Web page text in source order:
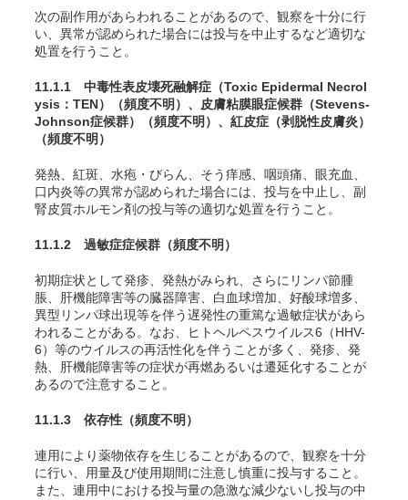
次の副作用があらわれることがあるので、観察を十分に行
い、異常が認められた場合には投与を中止するなど適切な
処置を行うこと。
11.1.1 中毒性表皮壊死融解症（Toxic Epidermal Necrol
ysis：TEN）
（頻度不明） 、皮膚粘膜眼症候群（Stevens-
Johnson症候群）
（頻度不明） 、紅皮症（剥脱性皮膚炎）
（頻度不明）
発熱、紅斑、水疱・びらん、 そう痒感、咽頭痛、眼充血、
口内炎等の異常が認められた場合には、投与を中止し、副
腎皮質ホルモン剤の投与等の適切な処置を行うこと。
11.1.2 過敏症症候群 （頻度不明）
初期症状として発疹、発熱がみられ、さらにリンパ節腫
脹、肝機能障害等の臓器障害、白血球増加、好酸球増多、
異型リンパ球出現等を伴う遅発性の重篤な過敏症状があら
われることがある。なお、ヒトヘルペスウイルス6（HHV-
6）等のウイルスの再活性化を伴うことが多く、発疹、発
熱、肝機能障害等の症状が再燃あるいは遷延化することが
あるので注意すること。
11.1.3 依存性 （頻度不明）
連用により薬物依存を生じることがあるので、観察を十分
に行い、用量及び使用期間に注意し慎重に投与すること。
また、連用中における投与量の急激な減少ないし投与の中